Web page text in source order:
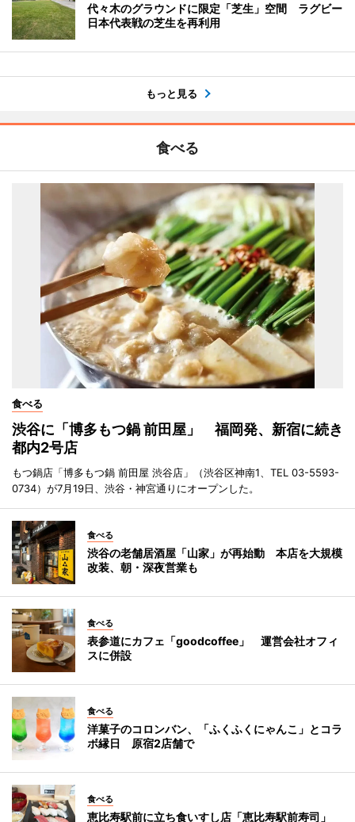
代々木のグラウンドに限定「芝生」空間 ラグビー
日本代表戦の芝生を再利用
もっと見る
食べる
食べる
渋谷に「博多もつ鍋 前田屋」 福岡発、新宿に続き
都内2号店
もつ鍋店「博多もつ鍋 前田屋 渋谷店」（渋谷区神南1、TEL 03-5593-
0734）が7月19日、渋谷・神宮通りにオープンした。
食べる
渋谷の老舗居酒屋「山家」が再始動 本店を大規模
改装、朝・深夜営業も
食べる
表参道にカフェ「goodcoffee」 運営会社オフィ
スに併設
食べる
洋菓子のコロンバン、「ふくふくにゃんこ」とコラ
ボ縁日 原宿2店舗で
食べる
恵比寿駅前に立ち食いすし店「恵比寿駅前寿司」